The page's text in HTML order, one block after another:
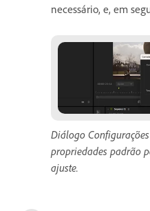
necessário, e, em
Diálogo
propriedades padrão
ajuste.